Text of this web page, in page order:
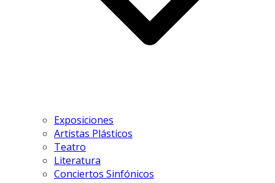
Exposiciones
Artistas Plásticos
Teatro
Literatura
Conciertos Sinfónicos